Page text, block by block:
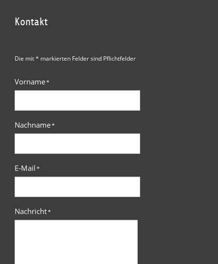
Kontakt
Die mit * markierten Felder sind Pflichtfelder
Vorname*
Nachname*
E-Mail*
Nachricht*